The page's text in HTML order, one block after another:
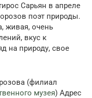
Сарьян в апреле
поэт природы.
живая, очень
вкус к
на природу, свое
(филиал
музея) Адрес